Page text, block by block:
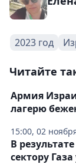
2023 год
Читайте
15:00, 02
Армия
лагерю
В
сектору